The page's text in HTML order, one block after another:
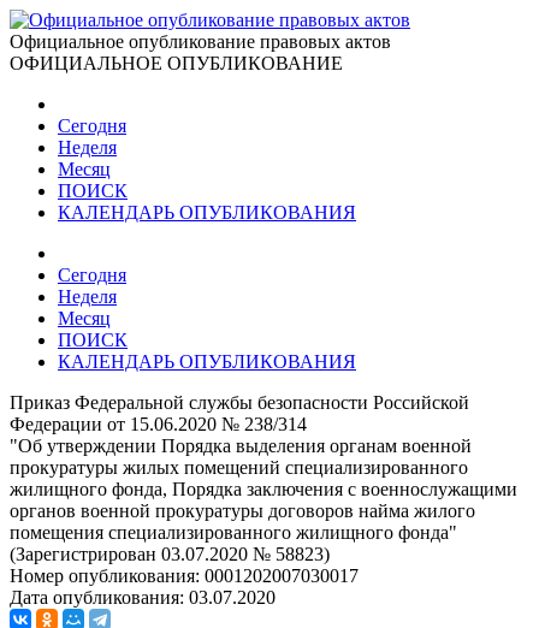
Официальное опубликование правовых актов
ОФИЦИАЛЬНОЕ ОПУБЛИКОВАНИЕ
Сегодня
Неделя
Месяц
ПОИСК
КАЛЕНДАРЬ ОПУБЛИКОВАНИЯ
Сегодня
Неделя
Месяц
ПОИСК
КАЛЕНДАРЬ ОПУБЛИКОВАНИЯ
Приказ Федеральной службы безопасности Российской
Федерации от 15.06.2020 № 238/314
"Об утверждении Порядка выделения органам военной
прокуратуры жилых помещений специализированного
жилищного фонда, Порядка заключения с военнослужащими
органов военной прокуратуры договоров найма жилого
помещения специализированного жилищного фонда"
(Зарегистрирован 03.07.2020 № 58823)
Номер опубликования: 0001202007030017
Дата опубликования: 03.07.2020